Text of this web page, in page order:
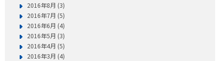
2016年8月 (3)
2016年7月 (5)
2016年6月 (4)
2016年5月 (3)
2016年4月 (5)
2016年3月 (4)